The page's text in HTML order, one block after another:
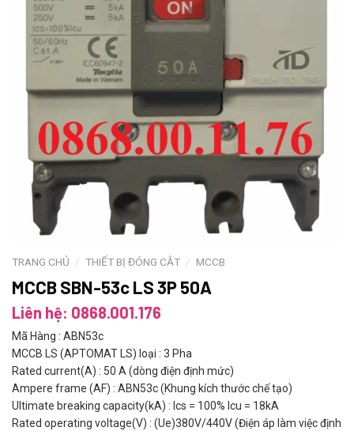
TRANG CHỦ / THIẾT BỊ ĐÓNG CẮT / MCCB
MCCB SBN-53c LS 3P 50A
Liên hệ: 0868.001.176
Mã Hàng : ABN53c
MCCB LS (APTOMAT LS) loại : 3 Pha
Rated current(A) : 50 A (dòng điện định mức)
Ampere frame (AF) : ABN53c (Khung kích thước chế tạo)
Ultimate breaking capacity(kA) : Ics = 100% Icu = 18kA
Rated operating voltage(V) : (Ue)380V/440V (Điện áp làm việc định